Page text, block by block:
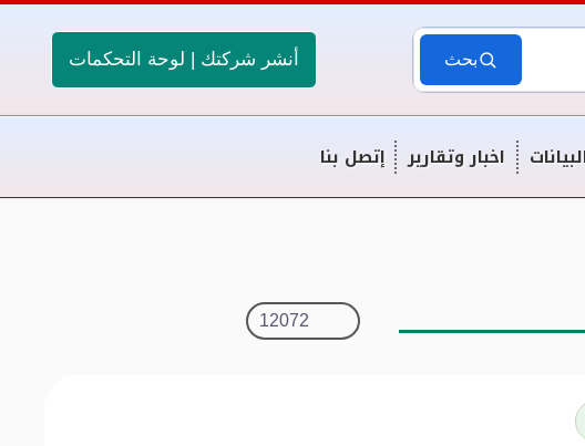
بحث أنشر شركتك | لوحة التحكمات
اخبار وتقارير إتصل بنا
12072